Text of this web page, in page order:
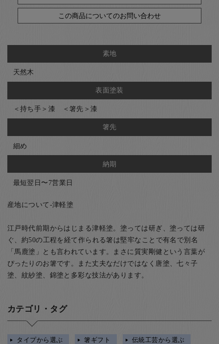
この商品についてのお問い合わせ
素地
天然木
表面塗装
＜持ち手＞漆 ＜箸先＞漆
箸先
細め
納期
最短翌日〜7営業日
産地について-津軽塗
江戸時代前期からはじまる津軽塗。塗っては研ぎ、塗っては研
ぐ、約50の工程を経て作られる箸は堅牢なことで有名で別名
「馬鹿塗」とも言われています。まさに質実剛健という言葉が
ぴったりのお箸です。また丈夫なだけではなく唐塗、七々子
塗、紋紗塗、錦塗と多彩な技法があります。
カテゴリ・タグ
タイプから選ぶ 箸ギフト
伝統工芸から選ぶ